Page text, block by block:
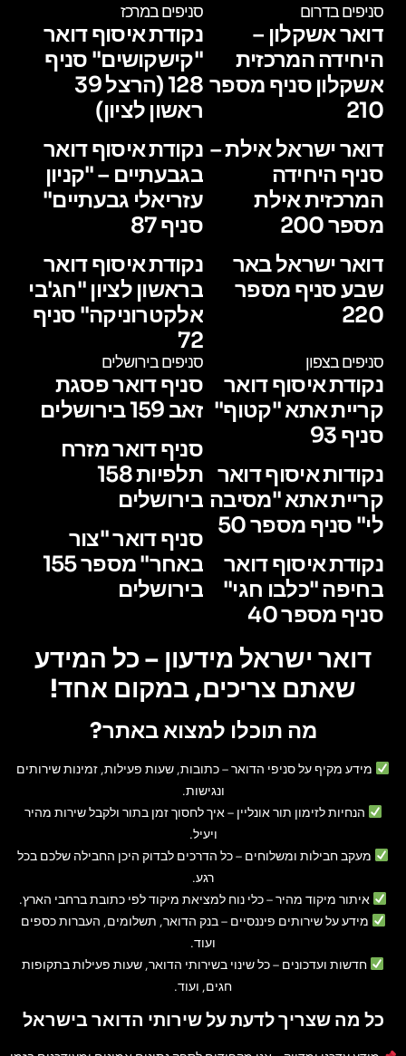
סניפים בדרום
דואר אשקלון –
היחידה המרכזית
אשקלון סניף מספר
210
דואר ישראל אילת –
סניף היחידה
המרכזית אילת
מספר 200
דואר ישראל באר
שבע סניף מספר
220
סניפים במרכז
נקודת איסוף דואר
"קישקושים" סניף
128 (הרצל 39
ראשון לציון)
נקודת איסוף דואר
בגבעתיים – "קניון
עזריאלי גבעתיים"
סניף 87
נקודת איסוף דואר
בראשון לציון "חג'בי
אלקטרוניקה" סניף
72
סניפים בצפון
נקודת איסוף דואר
קריית אתא "קטוף"
סניף 93
נקודות איסוף דואר
קריית אתא "מסיבה
לי" סניף מספר 50
נקודת איסוף דואר
בחיפה "כלבו חגי"
סניף מספר 40
סניפים בירושלים
סניף דואר פסגת
זאב 159 בירושלים
סניף דואר מזרח
תלפיות 158
בירושלים
סניף דואר "צור
באחר" מספר 155
בירושלים
דואר ישראל מידעון – כל המידע
שאתם צריכים, במקום אחד!
מה תוכלו למצוא באתר?
מידע מקיף על סניפי הדואר– כתובות, שעות פעילות, זמינות שירותים
ונגישות.
הנחיות לזימון תור אונליין – איך לחסוך זמן בתור ולקבל שירות מהיר
ויעיל.
מעקב חבילות ומשלוחים – כל הדרכים לבדוק היכן החבילה שלכם בכל
רגע.
איתור מיקוד מהיר– כלי נוח למציאת מיקוד לפי כתובת ברחבי הארץ.
מידע על שירותים פיננסיים – בנק הדואר, תשלומים, העברות כספים
ועוד.
חדשות ועדכונים – כל שינוי בשירותי הדואר, שעות פעילות בתקופות
חגים, ועוד.
כל מה שצריך לדעת על שירותי הדואר בישראל